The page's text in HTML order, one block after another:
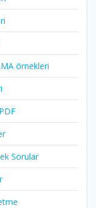
örnekleri
Sorular